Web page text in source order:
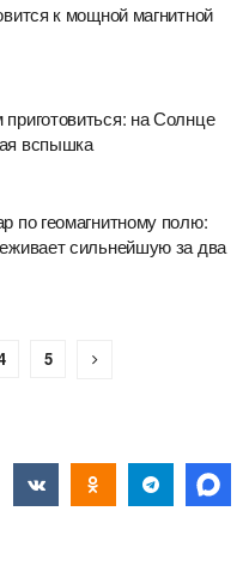
к мощной магнитной
на Солнце
вспышка
по геомагнитному полю:
сильнейшую за два
5